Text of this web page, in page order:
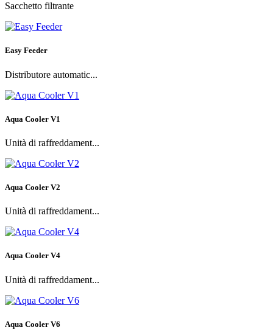
Sacchetto filtrante
Easy Feeder
Distributore automatic...
Aqua Cooler V1
Unità di raffreddament...
Aqua Cooler V2
Unità di raffreddament...
Aqua Cooler V4
Unità di raffreddament...
Aqua Cooler V6